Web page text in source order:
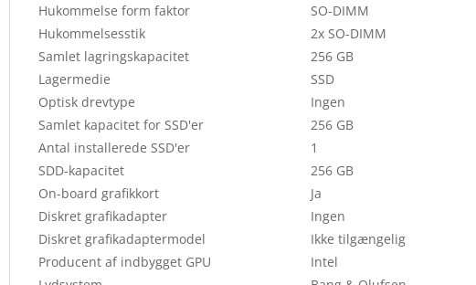
Hukommelse form faktor
SO-DIMM
Hukommelsesstik
2x SO-DIMM
Samlet lagringskapacitet
256 GB
Lagermedie
SSD
Optisk drevtype
Ingen
Samlet kapacitet for SSD'er
256 GB
Antal installerede SSD'er
1
SDD-kapacitet
256 GB
On-board grafikkort
Ja
Diskret grafikadapter
Ingen
Diskret grafikadaptermodel
Ikke tilgængelig
Producent af indbygget GPU
Intel